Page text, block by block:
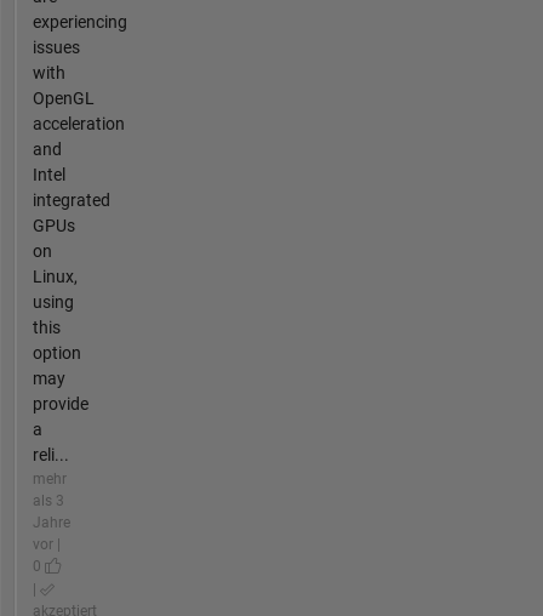
experiencing
issues
with
OpenGL
acceleration
and
Intel
integrated
GPUs
on
Linux,
using
this
option
may
provide
a
reli...
mehr
als 3
Jahre
vor |
0
|
akzeptiert